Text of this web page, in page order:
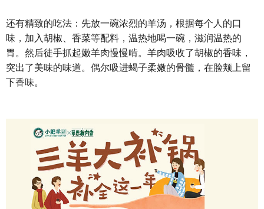
还有精致的吃法：先放一碗浓烈的羊汤，根据每个人的口
味，加入胡椒、香菜等配料，温热地喝一碗，滋润温热的
胃。然后徒手抓起嫩羊肉慢慢啃。羊肉吸收了胡椒的香味，
突出了美味的味道。偶尔吸进蝎子柔嫩的骨髓，在脸颊上留
下香味。